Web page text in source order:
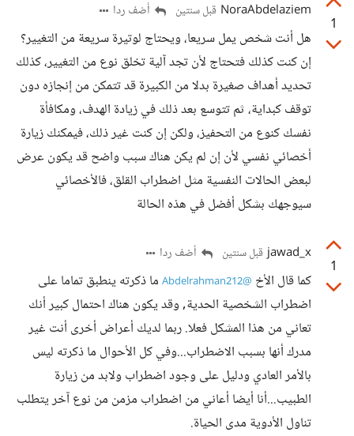
1
NoraAbdelaziem قبل سنتين أضف ردا
هل أنت شخص يمل سريعا، ويحتاج لوتيرة سريعة من التغيير؟
إن كنت كذلك فتحتاج لأن تجد آلية تخلق نوع من التغيير، كذلك
تحديد أهداف صغيرة بدلا من الكبيرة قد تتمكن من إنجازه دون
توقف كبداية، ثم تتوسع بعد ذلك في زيادة الهدف، ومكافأة
نفسك كنوع من التحفيز، ولكن إن كنت غير ذلك، فيمكنك زيارة
أخصائي نفسي لأن إن لم يكن هناك سبب واضح قد يكون عرض
لبعض الحالات النفسية مثل اضطراب القلق، فالأخصائي
سيوجهك بشكل أفضل في هذه الحالة
1
jawad_x قبل سنتين أضف ردا
كما قال الأخ @Abdelrahman212
ما ذكرته ينطبق تماما على
اضطراب الشخصية الحدية, وقد يكون هناك احتمال كبير أنك
تعاني من هذا المشكل فعلا. ربما لديك أعراض أخرى أنت غير
مدرك أنها بسبب الاضطراب...وفي كل الأحوال ما ذكرته ليس
بالأمر العادي ودليل على وجود اضطراب ولابد من زيارة
الطبيب...أنا أيضا أعاني من اضطراب مزمن من نوع آخر يتطلب
تناول الأدوية مدى الحياة.